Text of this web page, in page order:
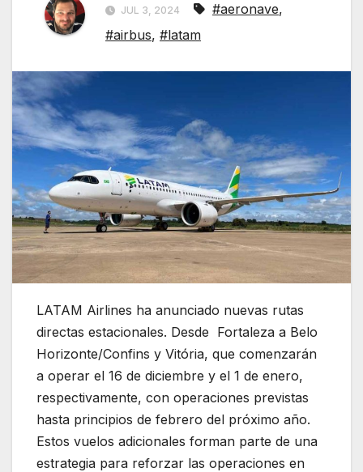
JUL 3, 2024 #aeronave,
#airbus, #latam
LATAM Airlines ha anunciado nuevas rutas
directas estacionales. Desde Fortaleza a Belo
Horizonte/Confins y Vitória, que comenzarán
a operar el 16 de diciembre y el 1 de enero,
respectivamente, con operaciones previstas
hasta principios de febrero del próximo año.
Estos vuelos adicionales forman parte de una
estrategia para reforzar las operaciones en